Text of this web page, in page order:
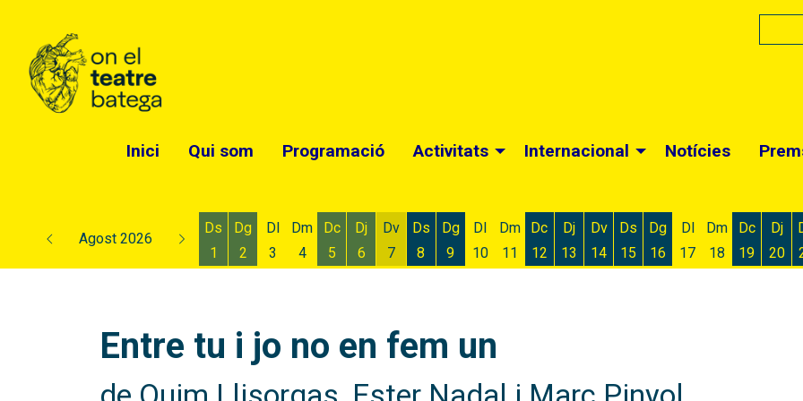
Inici Qui som Programació Activitats Internacional Notícies
Agost 2026
Ds
1
Dg
2
Dl
3
Dm
4
Dc
5
Dj
6
Dv
7
Ds
8
Dg
9
Dl
10
Dm
11
Dc
12
Dj
13
Dv
14
Ds
15
Dg
16
Dl
17
Dm
18
Dc
19
Dj
20
Entre tu i jo no en fem un